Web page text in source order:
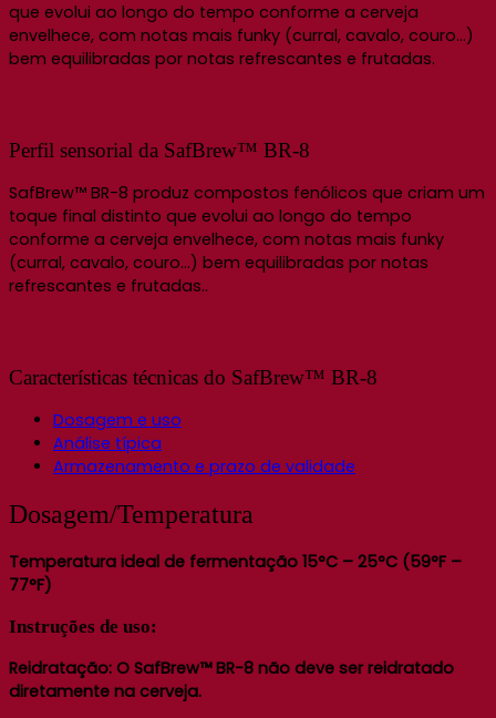
que evolui ao longo do tempo conforme a cerveja
envelhece, com notas mais funky (curral, cavalo, couro…)
bem equilibradas por notas refrescantes e frutadas.
Perfil sensorial da SafBrew™ BR-8
SafBrew™ BR-8 produz compostos fenólicos que criam um
toque final distinto que evolui ao longo do tempo
conforme a cerveja envelhece, com notas mais funky
(curral, cavalo, couro…) bem equilibradas por notas
refrescantes e frutadas..
Características técnicas do SafBrew™ BR-8
Dosagem e uso
Análise típica
Armazenamento e prazo de validade
Dosagem/Temperatura
Temperatura ideal de fermentação 15°C – 25°C (59°F –
77°F)
Instruções de uso:
Reidratação: O SafBrew™ BR-8 não deve ser reidratado
diretamente na cerveja.